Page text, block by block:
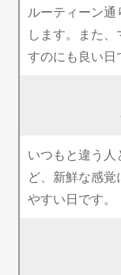
ルーティーン
します。また
すのにも良い日
いつもと違う
ど、新鮮な感覚
やすい日です。